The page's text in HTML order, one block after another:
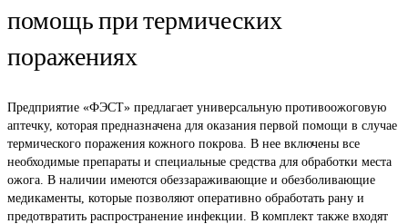
помощь при термических
поражениях
Предприятие «ФЭСТ» предлагает универсальную противоожоговую
аптечку, которая предназначена для оказания первой помощи в случае
термического поражения кожного покрова. В нее включены все
необходимые препараты и специальные средства для обработки места
ожога. В наличии имеются обеззараживающие и обезболивающие
медикаменты, которые позволяют оперативно обработать рану и
предотвратить распространение инфекции. В комплект также входят